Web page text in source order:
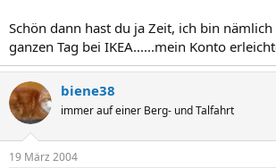
Schön dann hast du ja Zeit, ich bin
ganzen Tag bei IKEA......mein Konto
biene38
immer auf einer Berg- und Talfahrt
19 März 2004